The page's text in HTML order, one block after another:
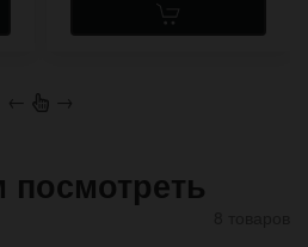
← →
посмотреть